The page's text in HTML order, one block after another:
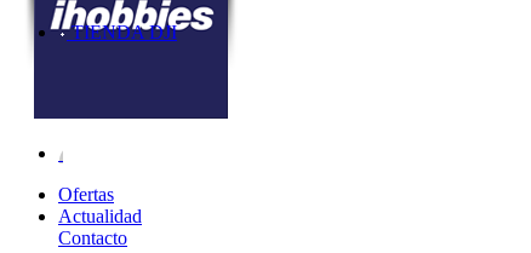
Ofertas
Actualidad
Contacto
TIENDA DJI